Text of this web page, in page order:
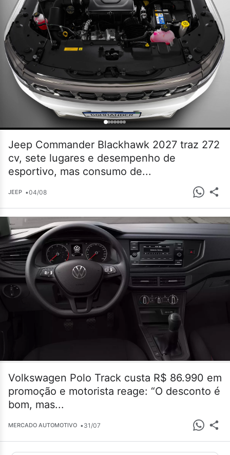
Jeep Commander Blackhawk 2027 traz 272
cv, sete lugares e desempenho de
esportivo, mas consumo de...
JEEP •04/08
Volkswagen Polo Track custa R$ 86.990 em
promoção e motorista reage: “O desconto é
bom, mas...
MERCADO AUTOMOTIVO •31/07